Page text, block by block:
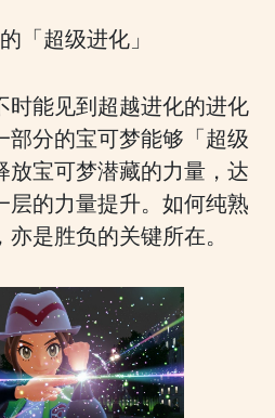
「超级进化」
时能见到超越进化的进化
部分的宝可梦能够「超级
放宝可梦潜藏的力量，达
层的力量提升。如何纯熟
是胜负的关键所在。